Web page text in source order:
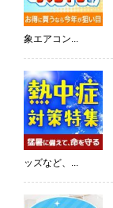
象エアコン...
ッズなど、...